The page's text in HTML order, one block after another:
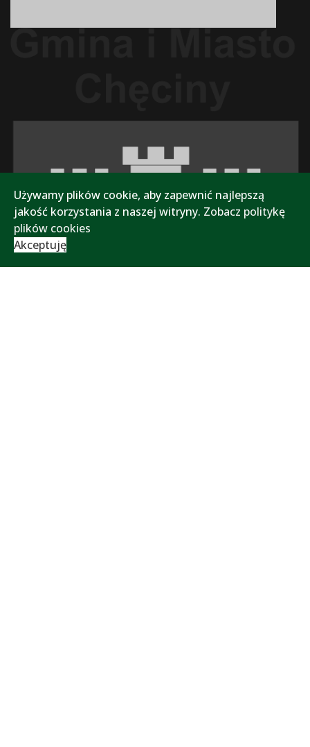
Używamy plików cookie, aby zapewnić najlepszą
jakość korzystania z naszej witryny. Zobacz politykę
plików cookies
Akceptuję